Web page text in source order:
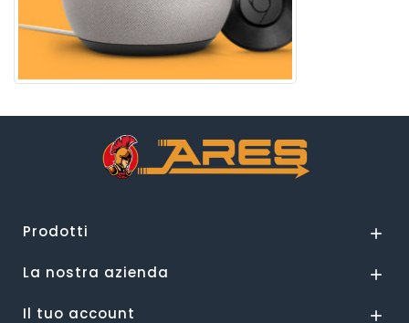
Prodotti 
La nostra azienda 
Il tuo account 